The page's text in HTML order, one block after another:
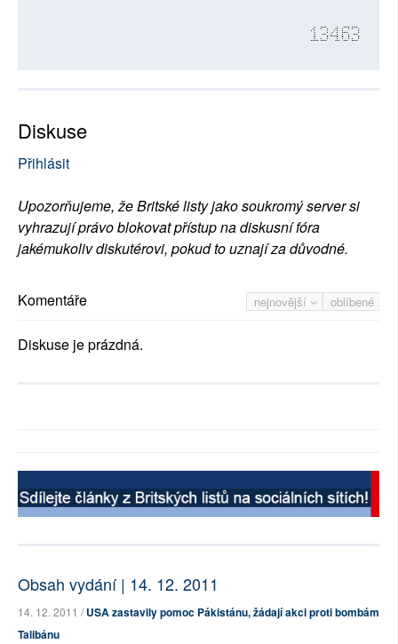
13463
Diskuse
Přihlásit
Upozorňujeme, že Britské listy jako soukromý server si
vyhrazují právo blokovat přístup na diskusní fóra
jakémukoliv diskutérovi, pokud to uznají za důvodné.
nejnovější oblíbené
Komentáře
Diskuse je prázdná.
Obsah vydání | 14. 12. 2011
14. 12. 2011 /USA zastavily pomoc Pákistánu, žádají akci proti bombám
Talibánu